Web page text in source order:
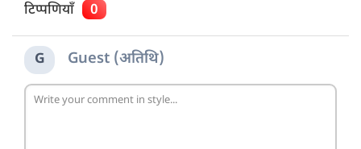
टिप्पणियाँ 0
G Guest (अतिथि)